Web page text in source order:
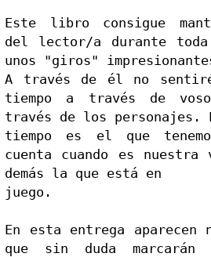
Este libro consigue
del lector/a durante
unos "giros"
A través de él no
tiempo a través de
través de los personajes.
tiempo es el que
cuenta cuando es
demás la que está en
juego.
En esta entrega aparecen
que sin duda